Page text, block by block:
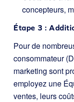
concepteurs,
Étape 3 :
Pour de
consommateur
marketing sont
employez une
ventes, leurs